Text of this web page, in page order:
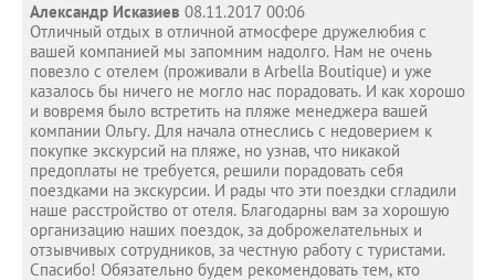
Александр Исказиев 08.11.2017 00:06
Отличный отдых в отличной атмосфере дружелюбия с
вашей компанией мы запомним надолго. Нам не очень
повезло с отелем (проживали в Arbella Boutique) и уже
казалось бы ничего не могло нас порадовать. И как хорошо
и вовремя было встретить на пляже менеджера вашей
компании Ольгу. Для начала отнеслись с недоверием к
покупке экскурсий на пляже, но узнав, что никакой
предоплаты не требуется, решили порадовать себя
поездками на экскурсии. И рады что эти поездки сгладили
наше расстройство от отеля. Благодарны вам за хорошую
организацию наших поездок, за доброжелательных и
отзывчивых сотрудников, за честную работу с туристами.
Спасибо! Обязательно будем рекомендовать тем, кто